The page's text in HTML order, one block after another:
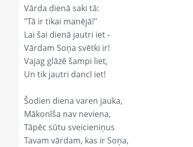
Vārda dienā saki tā:
"Tā ir tikai manējā!"
Lai šai dienā jautri iet -
Vārdam Soņa svētki ir!
Vajag glāzē šampi liet,
Un tik jautri dancī iet!
Šodien diena varen jauka,
Mākonīša nav neviena,
Tāpēc sūtu sveicieniņus
Tavam vārdam, kas ir Soņa,